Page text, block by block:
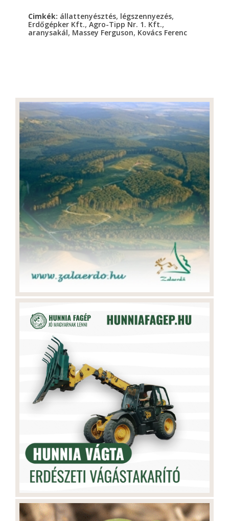
Cimkék: állattenyésztés, légszennyezés,
Erdőgépker Kft., Agro-Tipp Nr. 1. Kft.,
aranysakál, Massey Ferguson, Kovács Ferenc